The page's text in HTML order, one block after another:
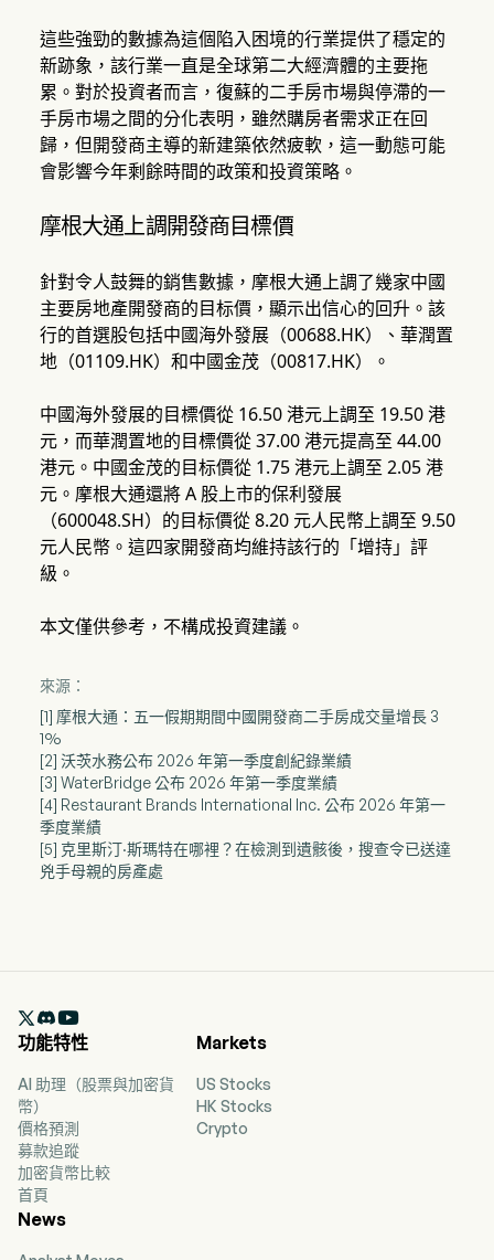
這些強勁的數據為這個陷入困境的行業提供了穩定的
新跡象，該行業一直是全球第二大經濟體的主要拖
累。對於投資者而言，復蘇的二手房市場與停滯的一
手房市場之間的分化表明，雖然購房者需求正在回
歸，但開發商主導的新建築依然疲軟，這一動態可能
會影響今年剩餘時間的政策和投資策略。
摩根大通上調開發商目標價
針對令人鼓舞的銷售數據，摩根大通上調了幾家中國
主要房地產開發商的目标價，顯示出信心的回升。該
行的首選股包括中國海外發展（00688.HK）、華潤置
地（01109.HK）和中國金茂（00817.HK）。
中國海外發展的目標價從 16.50 港元上調至 19.50 港
元，而華潤置地的目標價從 37.00 港元提高至 44.00
港元。中國金茂的目标價從 1.75 港元上調至 2.05 港
元。摩根大通還將 A 股上市的保利發展
（600048.SH）的目标價從 8.20 元人民幣上調至 9.50
元人民幣。這四家開發商均維持該行的「增持」評
級。
本文僅供參考，不構成投資建議。
來源：
[1] 摩根大通：五一假期期間中國開發商二手房成交量增長 3
1%
[2] 沃茨水務公布 2026 年第一季度創紀錄業績
[3] WaterBridge 公布 2026 年第一季度業績
[4] Restaurant Brands International Inc. 公布 2026 年第一
季度業績
[5] 克里斯汀·斯瑪特在哪裡？在檢測到遺骸後，搜查令已送達
兇手母親的房產處

功能特性
AI 助理（股票與加密貨
幣）
價格預測
募款追蹤
加密貨幣比較
首頁
Markets
US Stocks
HK Stocks
Crypto
News